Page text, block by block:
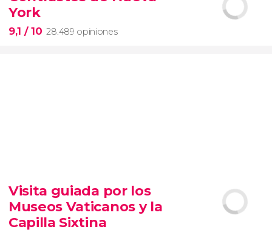
Coliseo Romano
el Foro y el
York
9,1 / 10 28.489 opiniones
Contrastes de Nueva York
barrios de Queens, el Bronx y Brooklyn
Visita guiada por los
Museos Vaticanos y la
Capilla Sixtina